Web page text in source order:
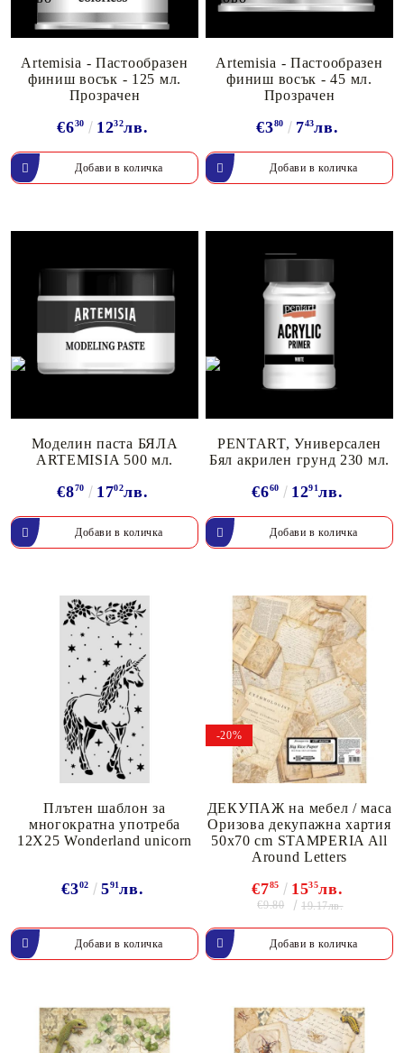
Artemisia - Пастообразен
финиш восък - 125 мл.
Прозрачен
€630 1232лв.
Artemisia - Пастообразен
финиш восък - 45 мл.
Прозрачен
€380 743лв.
Моделин паста БЯЛА
ARTEMISIA 500 мл.
€870 1702лв.
PENTART, Универсален
Бял акрилен грунд 230 мл.
€660 1291лв.
Плътен шаблон за
многократна употреба
12X25 Wonderland unicorn
€302 591лв.
-20%
ДЕКУПАЖ на мебел / маса
Оризова декупажна хартия
50x70 cm STAMPERIA All
Around Letters
€785 1535лв.
€9.80 19.17лв.